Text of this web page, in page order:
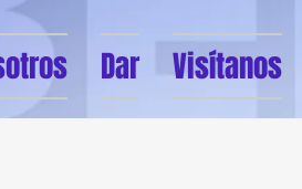
Dar Visítanos